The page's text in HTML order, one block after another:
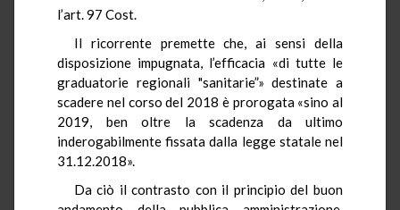
l’art. 97 Cost.
Il ricorrente premette che, ai sensi della
disposizione impugnata, l’efficacia «di tutte le
graduatorie regionali "sanitarie”» destinate a
scadere nel corso del 2018 è prorogata «sino al
2019, ben oltre la scadenza da ultimo
inderogabilmente fissata dalla legge statale nel
31.12.2018».
Da ciò il contrasto con il principio del buon